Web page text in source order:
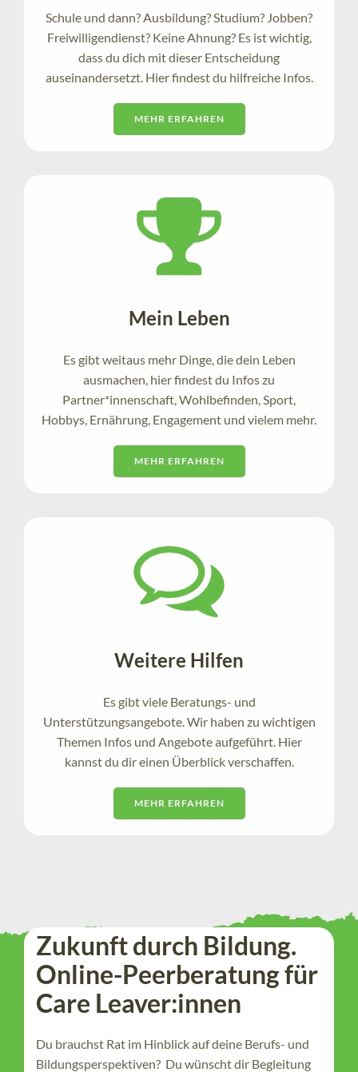
Schule und dann? Ausbildung? Studium? Jobben?
Freiwilligendienst? Keine Ahnung? Es ist wichtig,
dass du dich mit dieser Entscheidung
auseinandersetzt. Hier findest du hilfreiche Infos.
MEHR ERFAHREN
Mein Leben
Es gibt weitaus mehr Dinge, die dein Leben
ausmachen, hier findest du Infos zu
Partner*innenschaft, Wohlbefinden, Sport,
Hobbys, Ernährung, Engagement und vielem mehr.
MEHR ERFAHREN
Weitere Hilfen
Es gibt viele Beratungs- und
Unterstützungsangebote. Wir haben zu wichtigen
Themen Infos und Angebote aufgeführt. Hier
kannst du dir einen Überblick verschaffen.
MEHR ERFAHREN
Zukunft durch Bildung.
Online-Peerberatung für
Care Leaver:innen
Du brauchst Rat im Hinblick auf deine Berufs- und
Bildungsperspektiven? Du wünscht dir Begleitung